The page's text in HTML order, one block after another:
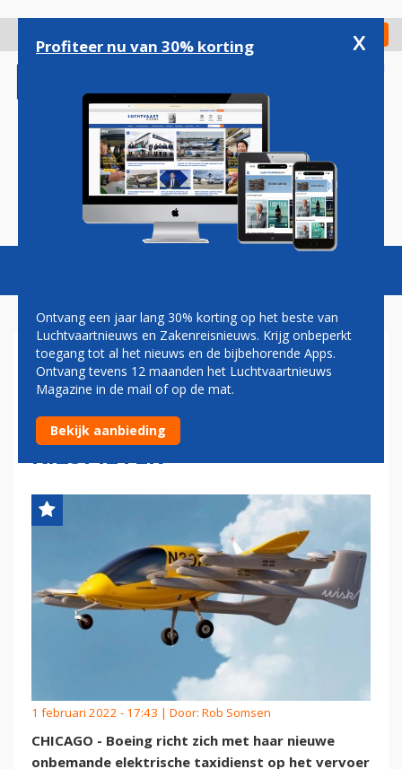
gaan
Check in
Magazine Podcasts Vacatures
BOEING RICHT ZICH MET
LUCHTTAXI OP AFSTANDEN
TOT MAXIMAAL 100
KILOMETER
1 februari 2022 - 17:43 | Door: Rob Somsen
CHICAGO - Boeing richt zich met haar nieuwe
onbemande elektrische taxidienst op het vervoer
Profiteer nu van 30% korting x
Ontvang een jaar lang 30% korting op het beste van
Luchtvaartnieuws en Zakenreisnieuws. Krijg onbeperkt
toegang tot al het nieuws en de bijbehorende Apps.
Ontvang tevens 12 maanden het Luchtvaartnieuws
Magazine in de mail of op de mat.
Bekijk aanbieding